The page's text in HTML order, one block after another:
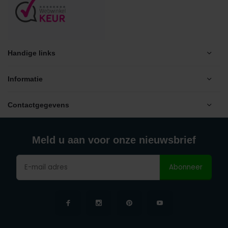
Handige links
Informatie
Contactgegevens
Meld u aan voor onze nieuwsbrief
Abonneer